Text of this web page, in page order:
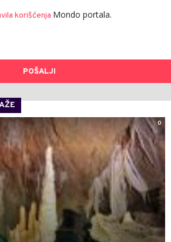
korišćenja Mondo portala.
POŠALJI
0